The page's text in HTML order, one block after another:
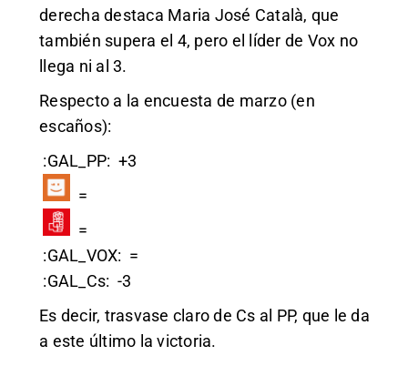
derecha destaca Maria José Català, que
también supera el 4, pero el líder de Vox no
llega ni al 3.
Respecto a la encuesta de marzo (en
escaños):
:GAL_PP: +3
=
=
:GAL_VOX: =
:GAL_Cs: -3
Es decir, trasvase claro de Cs al PP, que le da
a este último la victoria.